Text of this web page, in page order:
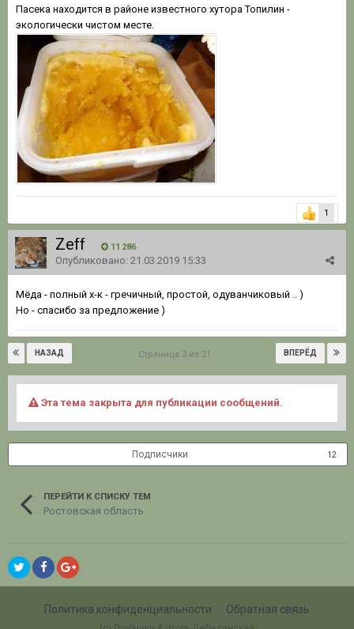
Пасека находится в районе известного хутора Топилин -
экологически чистом месте.
1
Zeff 11 286
Опубликовано: 21.03.2019 15:33
Мёда - полный х-к - гречичный, простой, одуванчиковый .. )
Но - спасибо за предложение )
НАЗАД ВПЕРЁД
Страница 3 из 21
Эта тема закрыта для публикации сообщений.
Подписчики 12
ПЕРЕЙТИ К СПИСКУ ТЕМ
Ростовская область
Политика конфиденциальности Обратная связь